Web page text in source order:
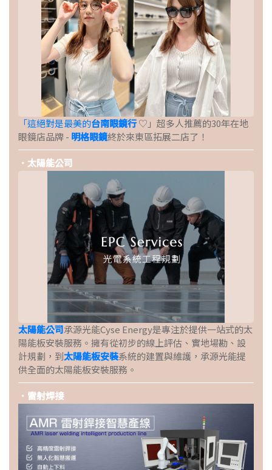
「這絕對是最美的台南眼鏡行♡」超多人推薦的30年在地
眼鏡店品牌 - 明格眼鏡終於來東區拓展二店了！
．太陽能公司
太陽能公司承源光能Cyse Energy是專注於提供一站式的太
陽能板安裝服務。擁有從初步的線上評估、實地場勘、設
計規劃，到太陽能板安裝系統的建置與維護，承源光能提
供全面的太陽能板安裝服務。
．雷射焊接